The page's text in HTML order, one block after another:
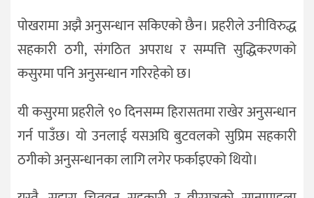
पोखरामा अझै अनुसन्धान सकिएको छैन। प्रहरीले उनीविरुद्ध
सहकारी ठगी, संगठित अपराध र सम्पत्ति सुद्धिकरणको
कसुरमा पनि अनुसन्धान गरिरहेको छ।
यी कसुरमा प्रहरीले ९० दिनसम्म हिरासतमा राखेर अनुसन्धान
गर्न पाउँछ। यो उनलाई यसअघि बुटवलको सुप्रिम सहकारी
ठगीको अनुसन्धानका लागि लगेर फर्काइएको थियो।